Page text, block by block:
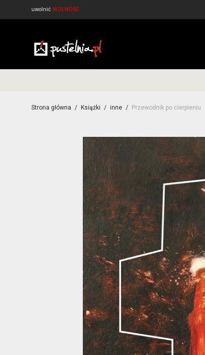
uwolnić WOLNOŚĆ
Strona główna / Książki / inne / Przewodnik po cierpieniu